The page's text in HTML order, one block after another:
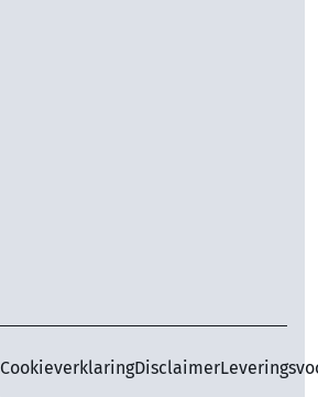
CookieverklaringDisclaimer